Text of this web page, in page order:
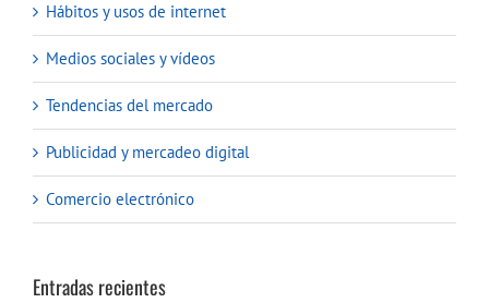
Hábitos y usos de internet
Medios sociales y vídeos
Tendencias del mercado
Publicidad y mercadeo digital
Comercio electrónico
Entradas recientes